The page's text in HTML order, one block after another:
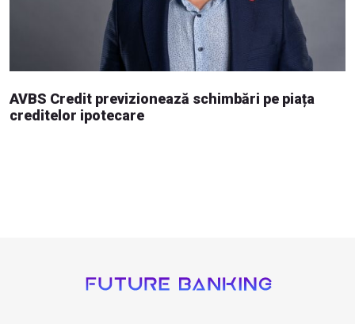
AVBS Credit previzionează schimbări pe piața
creditelor ipotecare